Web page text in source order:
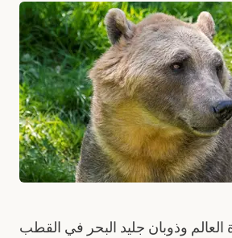
العالم وذوبان جليد البحر في القطب